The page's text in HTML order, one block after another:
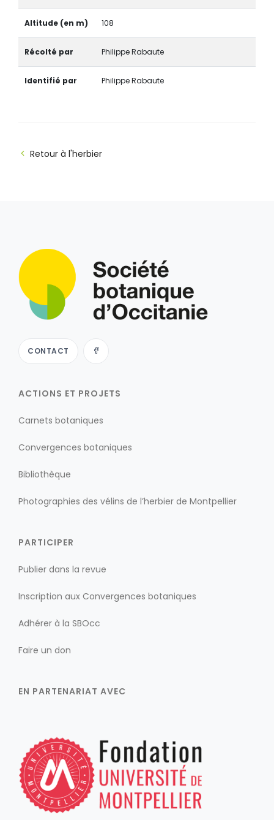
Altitude (en m) 108
Récolté par Philippe Rabaute
Identifié par Philippe Rabaute
Retour à l'herbier
CONTACT
ACTIONS ET PROJETS
Carnets botaniques
Convergences botaniques
Bibliothèque
Photographies des vélins de l’herbier de Montpellier
PARTICIPER
Publier dans la revue
Inscription aux Convergences botaniques
Adhérer à la SBOcc
Faire un don
EN PARTENARIAT AVEC